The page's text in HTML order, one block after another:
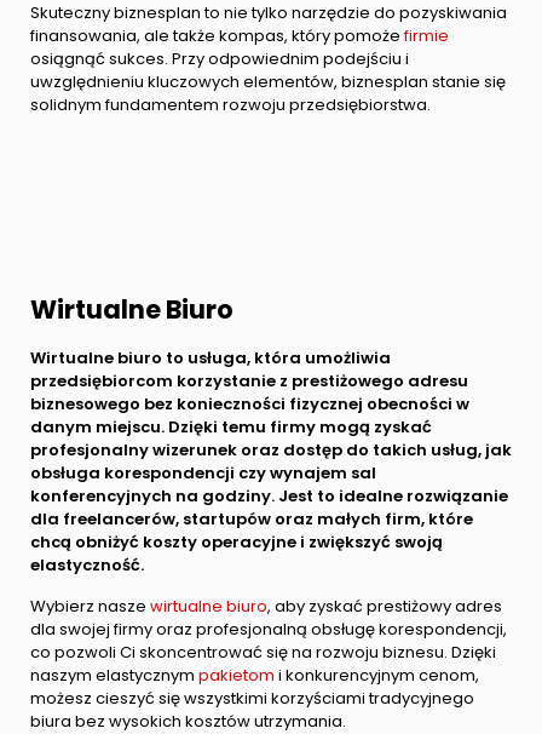
Skuteczny biznesplan to nie tylko narzędzie do pozyskiwania
finansowania, ale także kompas, który pomożefirmie
osiągnąć sukces. Przy odpowiednim podejściu i
uwzględnieniu kluczowych elementów, biznesplan stanie się
solidnym fundamentem rozwoju przedsiębiorstwa.
Wirtualne Biuro
Wirtualne biuro to usługa, która umożliwia
przedsiębiorcom korzystanie z prestiżowego adresu
biznesowego bez konieczności fizycznej obecności w
danym miejscu. Dzięki temu firmy mogą zyskać
profesjonalny wizerunek oraz dostęp do takich usług, jak
obsługa korespondencji czy wynajem sal
konferencyjnych na godziny. Jest to idealne rozwiązanie
dla freelancerów, startupów oraz małych firm, które
chcą obniżyć koszty operacyjne i zwiększyć swoją
elastyczność.
Wybierz nasze wirtualne biuro, aby zyskać prestiżowy adres
dla swojej firmy oraz profesjonalną obsługę korespondencji,
co pozwoli Ci skoncentrować się na rozwoju biznesu. Dzięki
naszym elastycznym pakietom i konkurencyjnym cenom,
możesz cieszyć się wszystkimi korzyściami tradycyjnego
biura bez wysokich kosztów utrzymania.